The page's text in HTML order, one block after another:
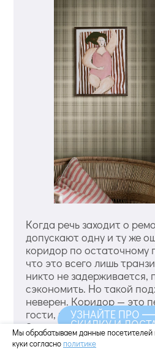
Когда речь заходит о
допускают одну и ту же
коридор по остаточному
что это всего лишь
никто не задерживается,
сэкономить. Но такой
неверен. Коридор — это
гости, переступая порог
Это визитная карточка,
настроение с порога.
Мы обрабатываем данные посетителей
куки согласно политике
УЗНАЙТЕ ПРО
СКИДКУ И